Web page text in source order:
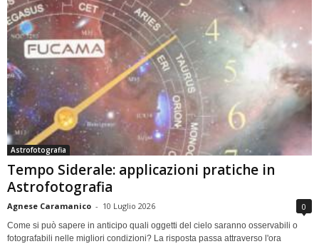
Astrofotografia
Tempo Siderale: applicazioni pratiche in
Astrofotografia
Agnese Caramanico - 10 Luglio 2026 0
Come si può sapere in anticipo quali oggetti del cielo saranno osservabili o
fotografabili nelle migliori condizioni? La risposta passa attraverso l'ora